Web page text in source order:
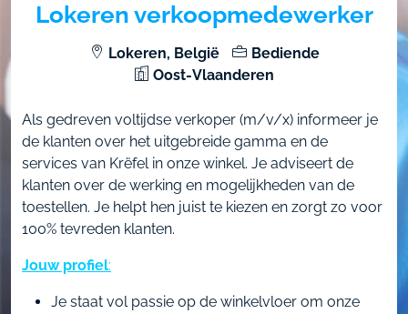
Lokeren verkoopmedewerker
Lokeren, België
Bediende
Oost-Vlaanderen
Als gedreven voltijdse verkoper (m/v/x) informeer je
de klanten over het uitgebreide gamma en de
services van Krëfel in onze winkel. Je adviseert de
klanten over de werking en mogelijkheden van de
toestellen. Je helpt hen juist te kiezen en zorgt zo voor
100% tevreden klanten.
Jouw profiel:
Je staat vol passie op de winkelvloer om onze